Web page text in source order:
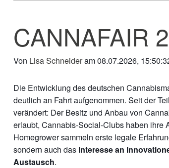
CANNAFAIR
Von Lisa Schneideram 08.07.2026,
Die Entwicklung des deutschen
deutlich an Fahrt aufgenommen. Seit der
verändert: Der Besitz und Anbau von
erlaubt, Cannabis-Social-Clubs haben ihre
Homegrower sammeln erste legale
sondern auch das Interesse an
Austausch.